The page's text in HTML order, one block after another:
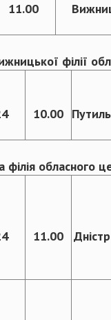
11.00
філії
10.00
філія обласного
11.00